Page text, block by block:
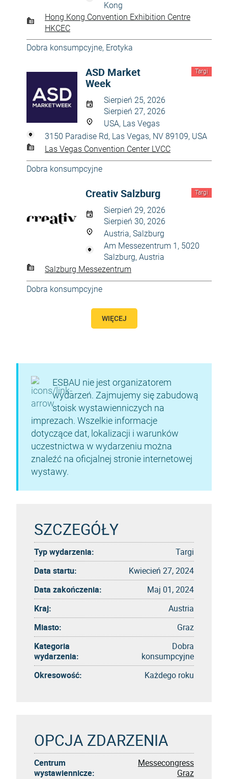
Kong
Hong Kong Convention Exhibition Centre
HKCEC
Dobra konsumpcyjne, Erotyka
Targi
ASD Market
Week
Sierpień 25, 2026
Sierpień 27, 2026
USA, Las Vegas
3150 Paradise Rd, Las Vegas, NV 89109, USA
Las Vegas Convention Center LVCC
Dobra konsumpcyjne
Targi
Creativ Salzburg
Sierpień 29, 2026
Sierpień 30, 2026
Austria, Salzburg
Am Messezentrum 1, 5020
Salzburg, Austria
Salzburg Messezentrum
Dobra konsumpcyjne
WIĘCEJ
ESBAU nie jest organizatorem
wydarzeń. Zajmujemy się zabudową
stoisk wystawienniczych na
imprezach. Wszelkie informacje
dotyczące dat, lokalizacji i warunków
uczestnictwa w wydarzeniu można
znaleźć na oficjalnej stronie internetowej
wystawy.
SZCZEGÓŁY
Typ wydarzenia:
Targi
Data startu:
Kwiecień 27, 2024
Data zakończenia:
Maj 01, 2024
Kraj:
Austria
Miasto:
Graz
Kategoria
wydarzenia:
Dobra
konsumpcyjne
Okresowość:
Każdego roku
OPCJA ZDARZENIA
Centrum
wystawiennicze:
Messecongress
Graz